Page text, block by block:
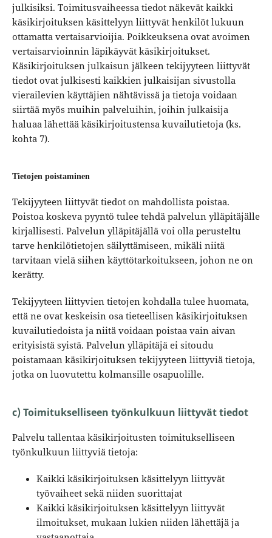
julkisiksi. Toimitusvaiheessa tiedot näkevät kaikki
käsikirjoituksen käsittelyyn liittyvät henkilöt lukuun
ottamatta vertaisarvioijia. Poikkeuksena ovat avoimen
vertaisarvioinnin läpikäyvät käsikirjoitukset.
Käsikirjoituksen julkaisun jälkeen tekijyyteen liittyvät
tiedot ovat julkisesti kaikkien julkaisijan sivustolla
vierailevien käyttäjien nähtävissä ja tietoja voidaan
siirtää myös muihin palveluihin, joihin julkaisija
haluaa lähettää käsikirjoitustensa kuvailutietoja (ks.
kohta 7).
Tietojen poistaminen
Tekijyyteen liittyvät tiedot on mahdollista poistaa.
Poistoa koskeva pyyntö tulee tehdä palvelun ylläpitäjälle
kirjallisesti. Palvelun ylläpitäjällä voi olla perusteltu
tarve henkilötietojen säilyttämiseen, mikäli niitä
tarvitaan vielä siihen käyttötarkoitukseen, johon ne on
kerätty.
Tekijyyteen liittyvien tietojen kohdalla tulee huomata,
että ne ovat keskeisin osa tieteellisen käsikirjoituksen
kuvailutiedoista ja niitä voidaan poistaa vain aivan
erityisistä syistä. Palvelun ylläpitäjä ei sitoudu
poistamaan käsikirjoituksen tekijyyteen liittyviä tietoja,
jotka on luovutettu kolmansille osapuolille.
c) Toimitukselliseen työnkulkuun liittyvät tiedot
Palvelu tallentaa käsikirjoitusten toimitukselliseen
työnkulkuun liittyviä tietoja:
Kaikki käsikirjoituksen käsittelyyn liittyvät
työvaiheet sekä niiden suorittajat
Kaikki käsikirjoituksen käsittelyyn liittyvät
ilmoitukset, mukaan lukien niiden lähettäjä ja